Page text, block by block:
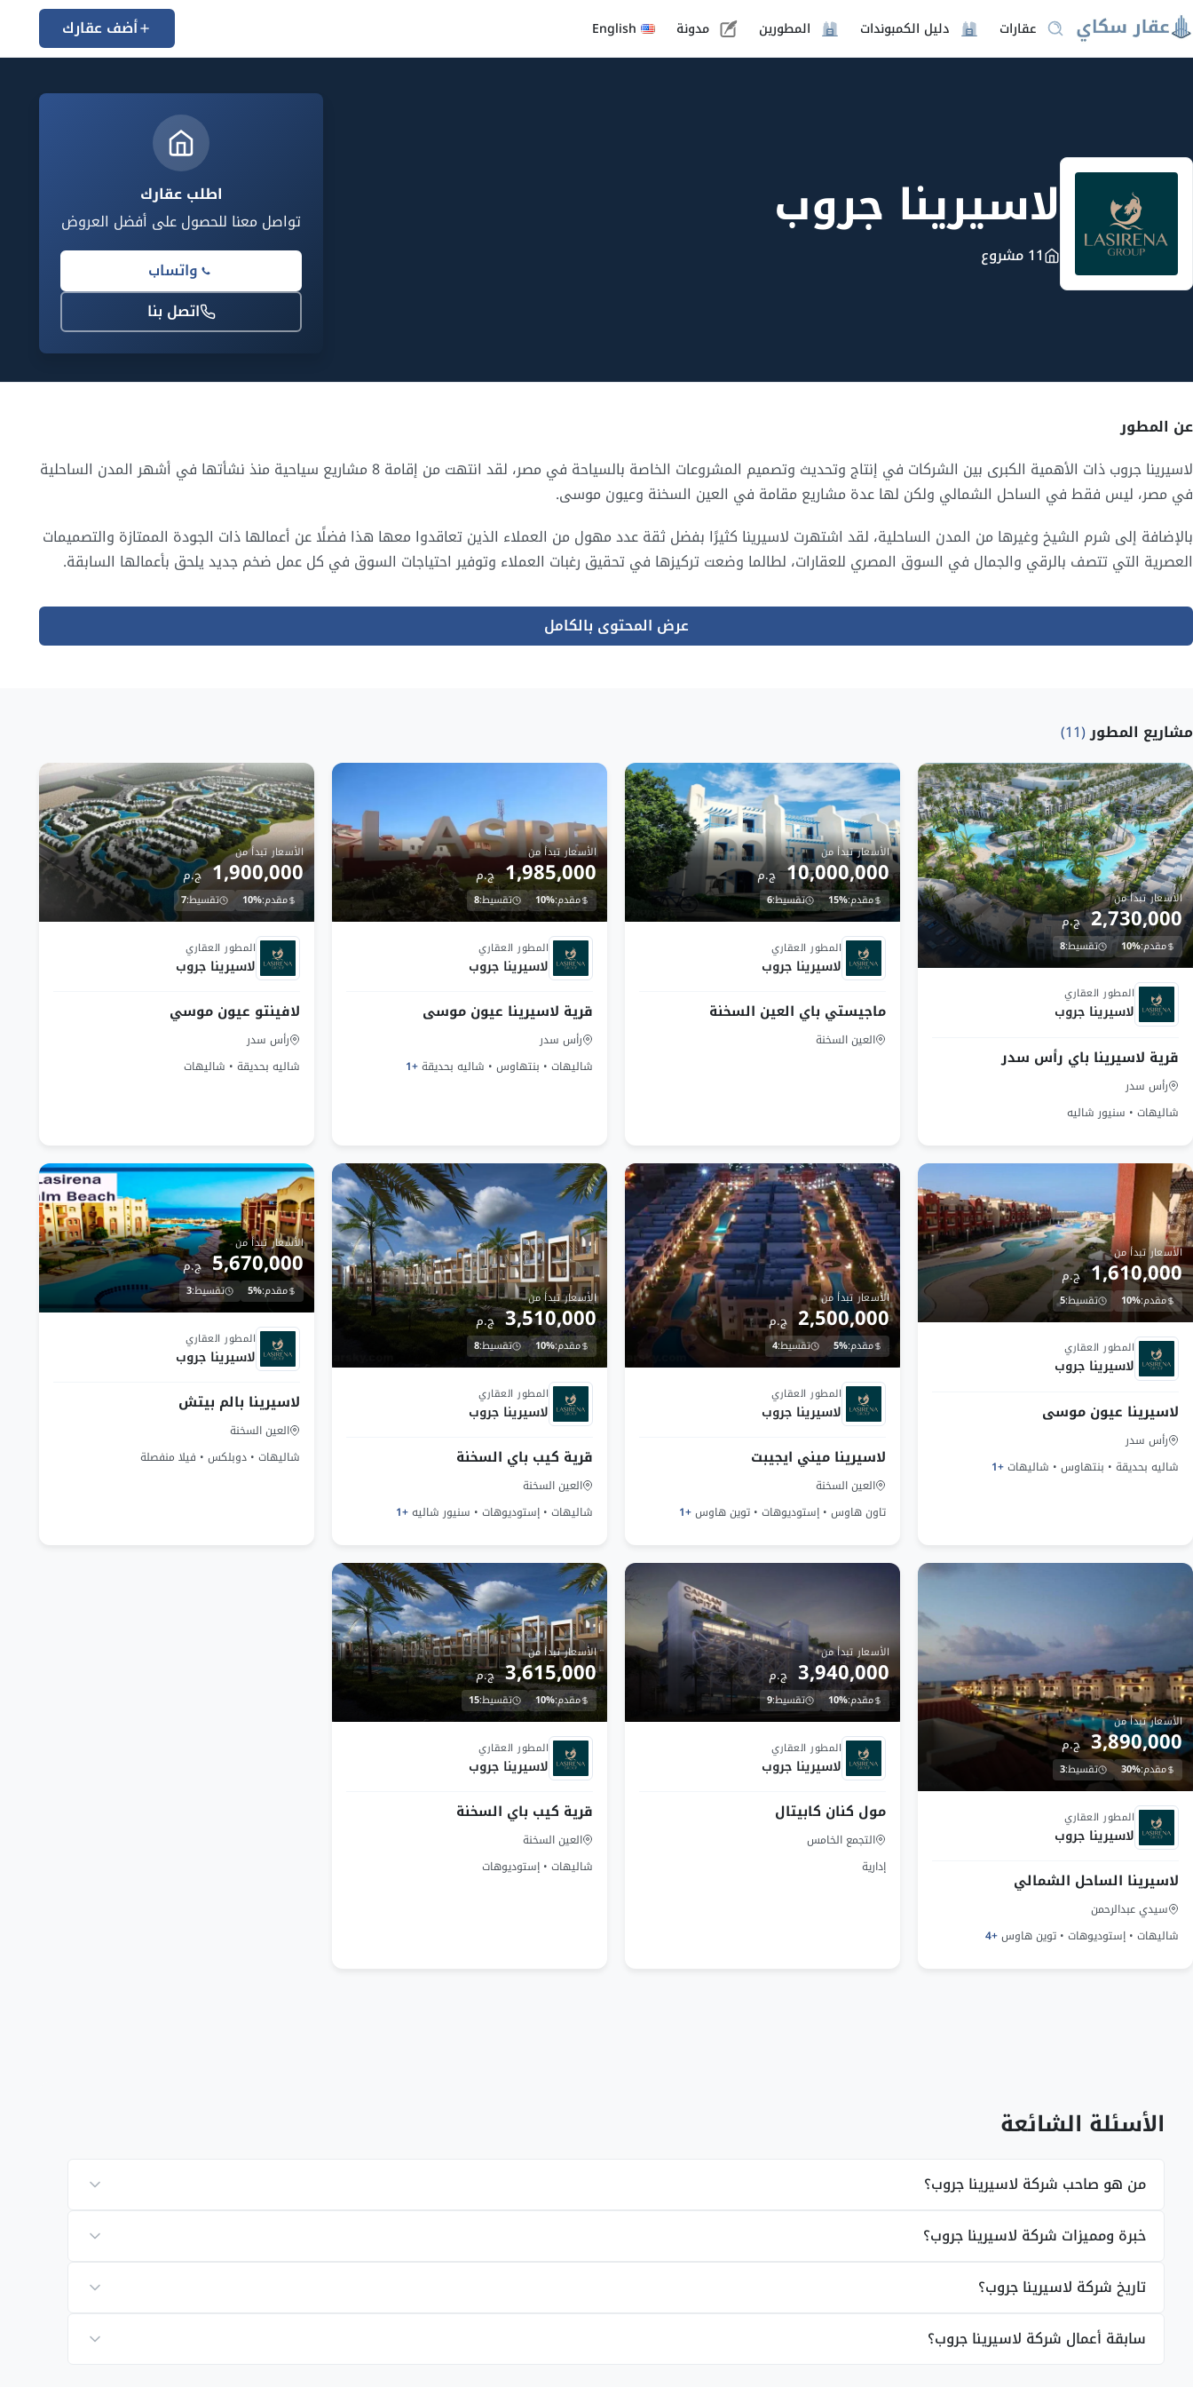
عقارات دليل الكمبوندات المطورين مدونة English أضف عقارك
لاسيرينا جروب
11 مشروع
اطلب عقارك
تواصل معنا للحصول على أفضل العروض
واتساب
اتصل بنا
عن المطور
لاسيرينا جروب ذات الأهمية الكبرى بين الشركات في إنتاج وتحديث وتصميم المشروعات الخاصة بالسياحة في مصر، لقد انتهت من إقامة 8 مشاريع سياحية منذ نشأتها في أشهر المدن الساحلية
في مصر، ليس فقط في الساحل الشمالي ولكن لها عدة مشاريع مقامة في العين السخنة وعيون موسى.
بالإضافة إلى شرم الشيخ وغيرها من المدن الساحلية، لقد اشتهرت لاسيرينا كثيرًا بفضل ثقة عدد مهول من العملاء الذين تعاقدوا معها هذا فضلًا عن أعمالها ذات الجودة الممتازة والتصميمات
العصرية التي تتصف بالرقي والجمال في السوق المصري للعقارات، لطالما وضعت تركيزها في تحقيق رغبات العملاء وتوفير احتياجات السوق في كل عمل ضخم جديد يلحق بأعمالها السابقة.
عرض المحتوى بالكامل
مشاريع المطور(11)
تم التسليم
الأسعار تبدأ من
2,730,000 ج.م
مقدم:10% تقسيط:8
المطور العقاري
لاسيرينا جروب
قرية لاسيرينا باي رأس سدر
رأس سدر
شاليهات • سنيور شاليه
تم التسليم
الأسعار تبدأ من
10,000,000 ج.م
مقدم:15% تقسيط:6
المطور العقاري
لاسيرينا جروب
ماجيستي باي العين السخنة
العين السخنة
تحت الانشاء
الأسعار تبدأ من
1,985,000 ج.م
مقدم:10% تقسيط:8
المطور العقاري
لاسيرينا جروب
قرية لاسيرينا عيون موسى
رأس سدر
شاليهات • بنتهاوس • شاليه بحديقة+1
تحت الانشاء
الأسعار تبدأ من
1,900,000 ج.م
مقدم:10% تقسيط:7
المطور العقاري
لاسيرينا جروب
لافينتو عيون موسي
رأس سدر
شاليه بحديقة • شاليهات
تم التسليم
الأسعار تبدأ من
1,610,000 ج.م
مقدم:10% تقسيط:5
المطور العقاري
لاسيرينا جروب
لاسيرينا عيون موسى
رأس سدر
شاليه بحديقة • بنتهاوس • شاليهات+1
Launch
الأسعار تبدأ من
2,500,000 ج.م
مقدم:5% تقسيط:4
المطور العقاري
لاسيرينا جروب
لاسيرينا ميني ايجيبت
العين السخنة
تاون هاوس • إستوديوهات • توين هاوس+1
تحت الانشاء
الأسعار تبدأ من
3,510,000 ج.م
مقدم:10% تقسيط:8
المطور العقاري
لاسيرينا جروب
قرية كيب باي السخنة
العين السخنة
شاليهات • إستوديوهات • سنيور شاليه+1
تحت الانشاء
الأسعار تبدأ من
5,670,000 ج.م
مقدم:5% تقسيط:3
المطور العقاري
لاسيرينا جروب
لاسيرينا بالم بيتش
العين السخنة
شاليهات • دوبلكس • فيلا منفصلة
تحت الانشاء
الأسعار تبدأ من
3,890,000 ج.م
مقدم:30% تقسيط:3
المطور العقاري
لاسيرينا جروب
لاسيرينا الساحل الشمالي
سيدي عبدالرحمن
شاليهات • إستوديوهات • توين هاوس+4
تحت الانشاء
الأسعار تبدأ من
3,940,000 ج.م
مقدم:10% تقسيط:9
المطور العقاري
لاسيرينا جروب
مول كنان كابيتال
التجمع الخامس
إدارية
تم التسليم
الأسعار تبدأ من
3,615,000 ج.م
مقدم:10% تقسيط:15
المطور العقاري
لاسيرينا جروب
قرية كيب باي السخنة
العين السخنة
شاليهات • إستوديوهات
الأسئلة الشائعة
من هو صاحب شركة لاسيرينا جروب؟
خبرة ومميزات شركة لاسيرينا جروب؟
تاريخ شركة لاسيرينا جروب؟
سابقة أعمال شركة لاسيرينا جروب؟